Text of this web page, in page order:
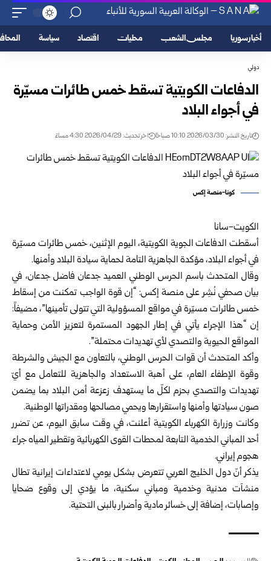
أخبار سوريا مجلس الشعب محليات اقتصاد سياسة
دولي
الدفاعات الكويتية تسقط خمس طائرات مسيّرة
في أجواء البلاد
تاريخ النشر: 2026/03/30 10:10 صباحًا اخر تحديث: 2026/04/29 4:30 مساءً
كونا-منصة إكس
الكويت-سانا
أسقطت الدفاعات الجوية الكويتية، اليوم الإثنين، خمس طائرات مسيّرة
في أجواء البلاد، مؤكدة الجاهزية التامة لحماية سيادة البلاد وأمنها.
وقال المتحدث باسم الحرس الوطني العميد جدعان فاضل جدعان، في
بيان صحفي نُشِر على منصة إكس: “إن قوة الواجب تمكنت من إسقاط
خمس طائرات مسيّرة في مواقع المسؤولية التي تتولى تأمينها”، مضيفاً:
إن “هذا الإجراء يأتي في إطار الجهود المستمرة لتعزيز الأمن وحماية
المواقع الحيوية والتصدي لأي تهديدات محتملة”.
وأكد المتحدث أن قوات الحرس الوطني، بالتعاون مع الجيش والشرطة
وقوة الإطفاء العام، على أهبة الاستعداد والجاهزية للتعامل مع أيّ
تهديدات والتصدي بحزم لكلّ ما يستهدف زعزعة أمن البلاد بما يضمن
صون سيادتها وأمنها واستقرارها ويحمي مصالحها ومقدراتها الوطنية.
وكانت وزرارة الكهرباء الكويتية أعلنت، في وقت سابق اليوم، عن تضرر
أحد المباني الخدمية التابعة لمحطات القوى الكهربائية وتقطير المياه جراء
هجوم إيراني.
يذكر أنّ دول الخليج العربي تتعرض بشكل يومي لاعتداءات إيرانية تطال
منشآت مدنية وخدمية ومباني سكنية، ما يؤدي إلى وقوع ضحايا
وإصابات، إضافة إلى خسائر مادية وأضرار بالبنى التحتية.